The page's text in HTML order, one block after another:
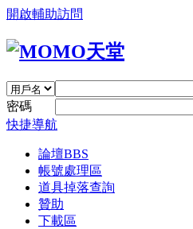
開啟輔助訪問
密碼
快捷導航
論壇BBS
帳號處理區
道具掉落查詢
贊助
下載區